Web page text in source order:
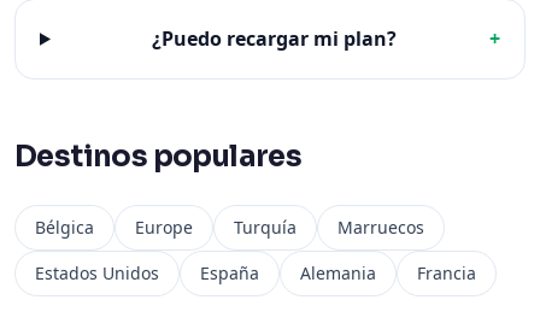
¿Puedo recargar mi plan? +
Destinos populares
Bélgica Europe Turquía
Marruecos
Estados Unidos
España Alemania Francia